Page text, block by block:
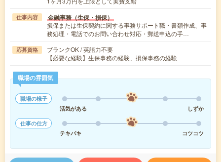
仕事内容 金融事務（生保・損保）
損保または生保契約に関する事務サポート職・書類作成、事
務処理・電話でのお問い合わせ対応・郵送申込の手…
応募資格
ブランクOK / 英語力不要
【必要な経験】生保事務の経験、損保事務の経験
職場の雰囲気
職場の様子
活気がある
しずか
仕事の仕方
テキパキ
コツコツ